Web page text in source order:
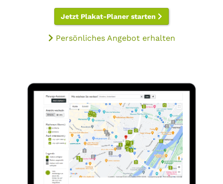
Jetzt Plakat-Planer starten
Persönliches Angebot erhalten